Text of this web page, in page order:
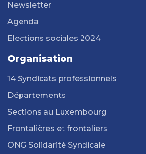
Newsletter
Agenda
Elections sociales 2024
Organisation
14 Syndicats professionnels
Départements
Sections au Luxembourg
Frontalières et frontaliers
ONG Solidarité Syndicale